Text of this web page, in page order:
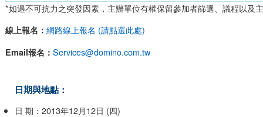
*如遇不可抗力之突發因素，主辦單位有權保留參加者篩選、議程以及
線上報名： 網路線上報名 (請點選此處)
Email報名： Services@domino.com.tw
日期與地點：
日 期：2013年12月12日 (四)